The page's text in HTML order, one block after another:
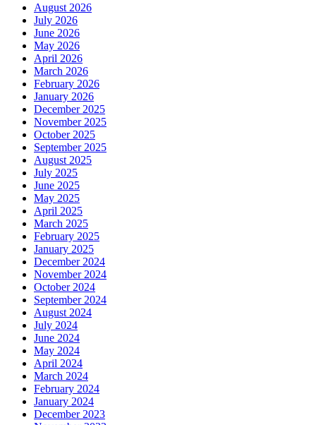
August 2026
July 2026
June 2026
May 2026
April 2026
March 2026
February 2026
January 2026
December 2025
November 2025
October 2025
September 2025
August 2025
July 2025
June 2025
May 2025
April 2025
March 2025
February 2025
January 2025
December 2024
November 2024
October 2024
September 2024
August 2024
July 2024
June 2024
May 2024
April 2024
March 2024
February 2024
January 2024
December 2023